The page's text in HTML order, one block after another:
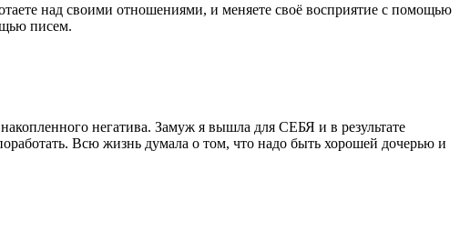
над своими отношениями, и меняете своё восприятие с помощью
писем.
негатива. Замуж я вышла для СЕБЯ и в результате
Всю жизнь думала о том, что надо быть хорошей дочерью и